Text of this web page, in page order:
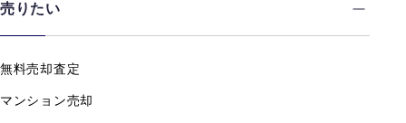
売りたい
無料売却査定
マンション売却